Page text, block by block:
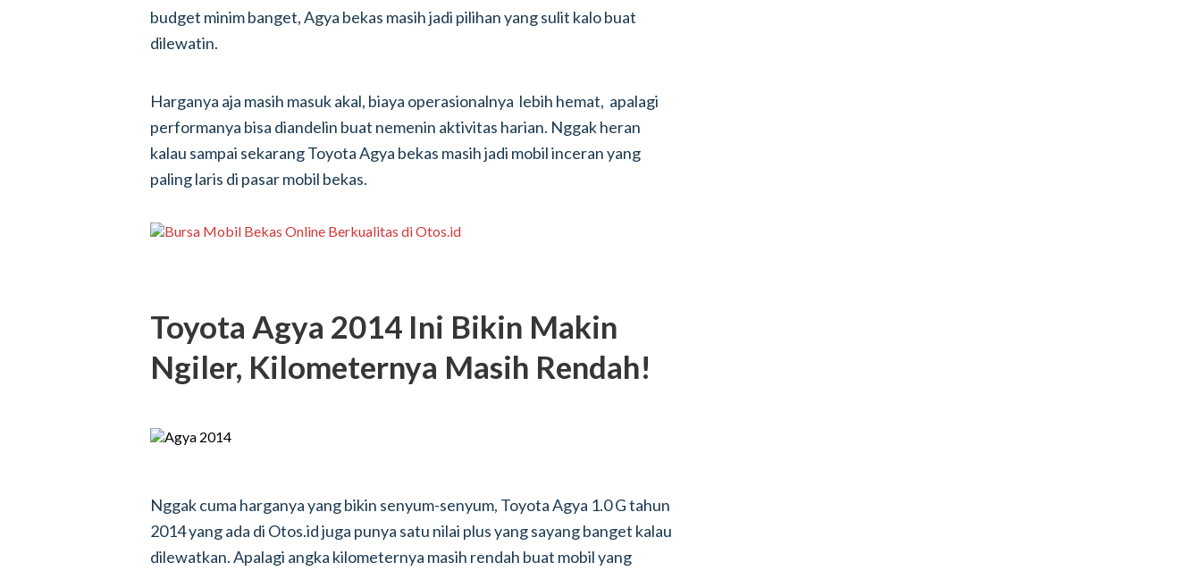
budget minim banget, Agya bekas masih jadi pilihan yang sulit kalo buat
dilewatin.
Harganya aja masih masuk akal, biaya operasionalnya lebih hemat, apalagi
performanya bisa diandelin buat nemenin aktivitas harian. Nggak heran
kalau sampai sekarang Toyota Agya bekas masih jadi mobil inceran yang
paling laris di pasar mobil bekas.
Toyota Agya 2014 Ini Bikin Makin
Ngiler, Kilometernya Masih Rendah!
Nggak cuma harganya yang bikin senyum-senyum, Toyota Agya 1.0 G tahun
2014 yang ada di Otos.id juga punya satu nilai plus yang sayang banget kalau
dilewatkan. Apalagi angka kilometernya masih rendah buat mobil yang